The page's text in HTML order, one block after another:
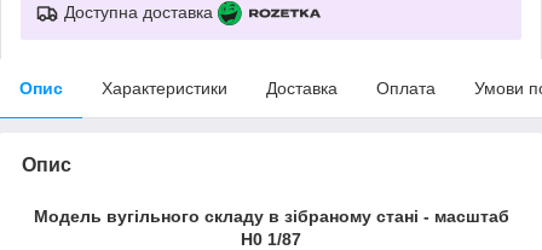
Доступна доставка
Опис Характеристики Доставка Оплата Умови
Опис
Модель вугільного складу в зiбраному стані - масштаб
H0 1/87